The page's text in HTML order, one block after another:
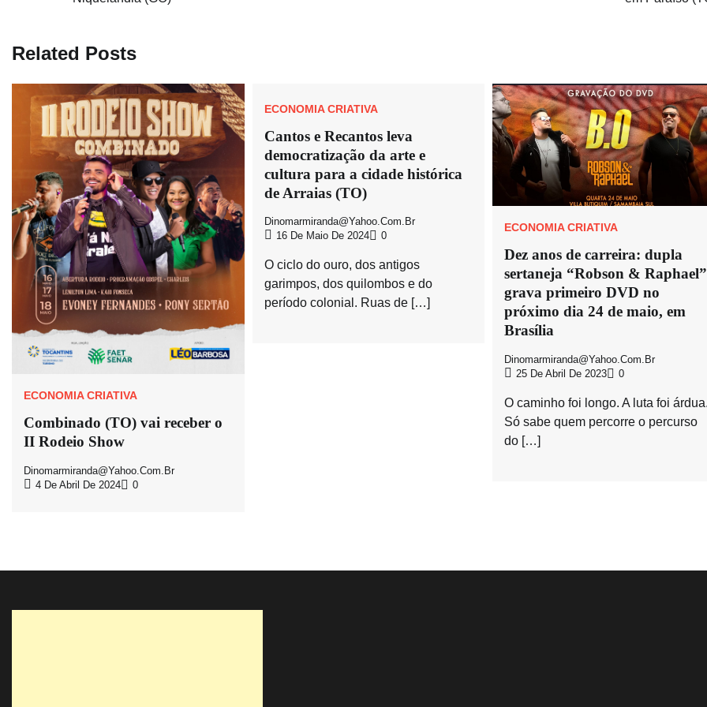
Related Posts
ECONOMIA CRIATIVA
Combinado (TO) vai receber o
II Rodeio Show
Dinomarmiranda@yahoo.com.br
4 De Abril De 2024
0
ECONOMIA CRIATIVA
Cantos e Recantos leva
democratização da arte e
cultura para a cidade histórica
de Arraias (TO)
Dinomarmiranda@yahoo.com.br
16 De Maio De 2024
0
O ciclo do ouro, dos antigos
garimpos, dos quilombos e do
período colonial. Ruas de […]
ECONOMIA CRIATIVA
Dez anos de carreira: dupla
sertaneja “Robson & Raphael”
grava primeiro DVD no
próximo dia 24 de maio, em
Brasília
Dinomarmiranda@yahoo.com.br
25 De Abril De 2023
0
O caminho foi longo. A luta foi
Só sabe quem percorre o percurso
do […]